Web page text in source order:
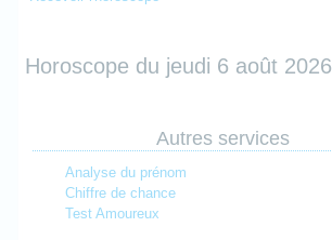
Horoscope du jeudi 6 août 2026
Autres services
Analyse du prénom
Chiffre de chance
Test Amoureux